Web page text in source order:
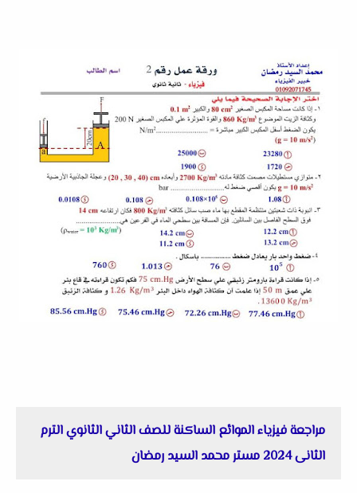
مراجعة فيزياء الموائع الساكنة للصف الثاني الثانوي الترم
الثانى 2024 مستر محمد السيد رمضان